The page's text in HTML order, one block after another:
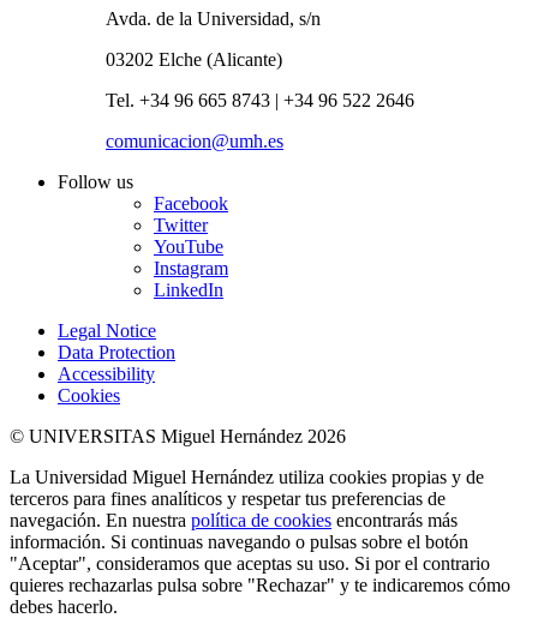
Avda. de la Universidad, s/n
03202 Elche (Alicante)
Tel. +34 96 665 8743 | +34 96 522 2646
comunicacion@umh.es
Follow us
Facebook
Twitter
YouTube
Instagram
LinkedIn
Legal Notice
Data Protection
Accessibility
Cookies
© UNIVERSITAS Miguel Hernández 2026
La Universidad Miguel Hernández utiliza cookies propias y de
terceros para fines analíticos y respetar tus preferencias de
navegación. En nuestra política de cookies encontrarás más
información. Si continuas navegando o pulsas sobre el botón
"Aceptar", consideramos que aceptas su uso. Si por el contrario
quieres rechazarlas pulsa sobre "Rechazar" y te indicaremos cómo
debes hacerlo.